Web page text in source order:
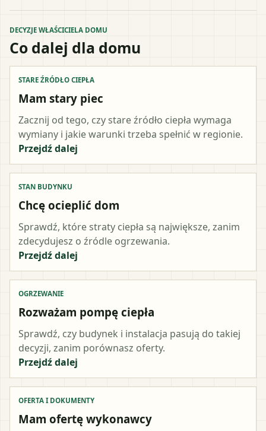
DECYZJE WŁAŚCICIELA DOMU
Co dalej dla domu
STARE ŹRÓDŁO CIEPŁA
Mam stary piec
Zacznij od tego, czy stare źródło ciepła wymaga
wymiany i jakie warunki trzeba spełnić w regionie.
Przejdź dalej
STAN BUDYNKU
Chcę ocieplić dom
Sprawdź, które straty ciepła są największe, zanim
zdecydujesz o źródle ogrzewania.
Przejdź dalej
OGRZEWANIE
Rozważam pompę ciepła
Sprawdź, czy budynek i instalacja pasują do takiej
decyzji, zanim porównasz oferty.
Przejdź dalej
OFERTA I DOKUMENTY
Mam ofertę wykonawcy